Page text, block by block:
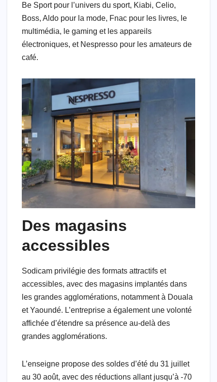
Be Sport pour l’univers du sport, Kiabi, Celio,
Boss, Aldo pour la mode, Fnac pour les livres, le
multimédia, le gaming et les appareils
électroniques, et Nespresso pour les amateurs de
café.
Des magasins
accessibles
Sodicam privilégie des formats attractifs et
accessibles, avec des magasins implantés dans
les grandes agglomérations, notamment à Douala
et Yaoundé. L’entreprise a également une volonté
affichée d’étendre sa présence au-delà des
grandes agglomérations.
L’enseigne propose des soldes d’été du 31 juillet
au 30 août, avec des réductions allant jusqu’à -70